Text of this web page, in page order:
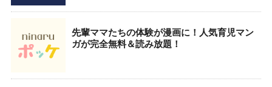
先輩ママたちの体験が漫画に！人気育児マン
ガが完全無料＆読み放題！